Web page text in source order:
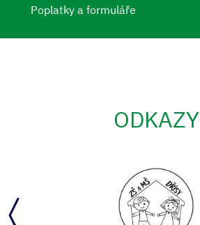
Poplatky a formuláře
ODKAZY